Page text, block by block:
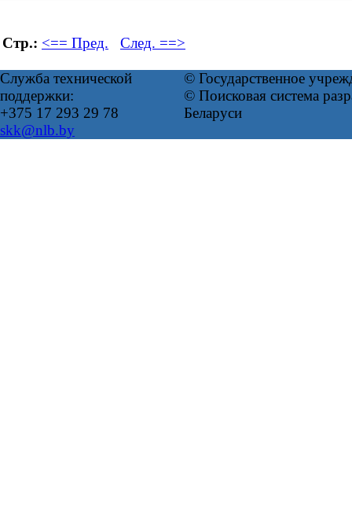
Стр.: <== Пред. След. ==>
Служба технической
поддержки:
+375 17 293 29 78
skk@nlb.by
© Государственное
© Поисковая система
Беларуси